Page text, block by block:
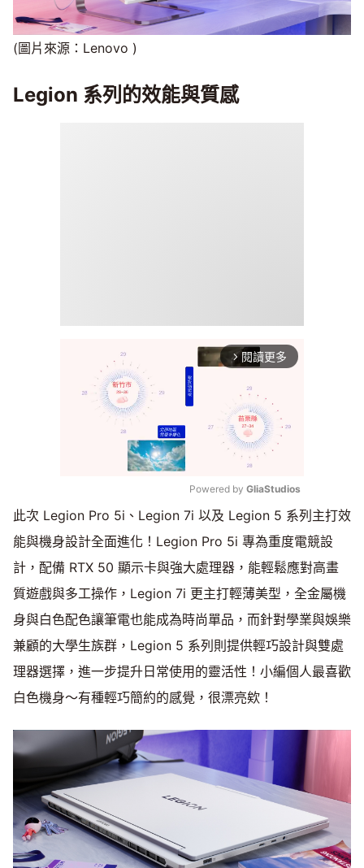
(圖片來源：Lenovo )
Legion 系列的效能與質感
arrow_forward_ios 閱讀更多
Mute
Powered by GliaStudios
此次 Legion Pro 5i、Legion 7i 以及 Legion 5 系列主打效
能與機身設計全面進化！Legion Pro 5i 專為重度電競設
計，配備 RTX 50 顯示卡與強大處理器，能輕鬆應對高畫
質遊戲與多工操作，Legion 7i 更主打輕薄美型，全金屬機
身與白色配色讓筆電也能成為時尚單品，而針對學業與娛樂
兼顧的大學生族群，Legion 5 系列則提供輕巧設計與雙處
理器選擇，進一步提升日常使用的靈活性！小編個人最喜歡
白色機身～有種輕巧簡約的感覺，很漂亮欸！